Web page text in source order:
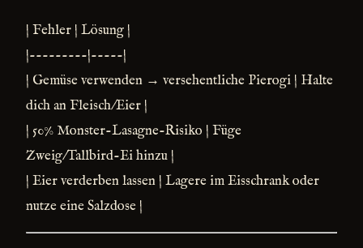
| Fehler | Lösung |
|---------|-----|
| Gemüse verwenden → versehentliche Pierogi | Halte
dich an Fleisch/Eier |
| 50% Monster-Lasagne-Risiko | Füge
Zweig/Tallbird-Ei hinzu |
| Eier verderben lassen | Lagere im Eisschrank oder
nutze eine Salzdose |